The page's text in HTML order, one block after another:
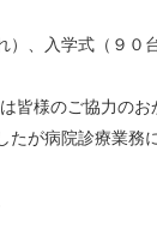
、入学式（９０
皆様のご協力のお
病院診療業務に